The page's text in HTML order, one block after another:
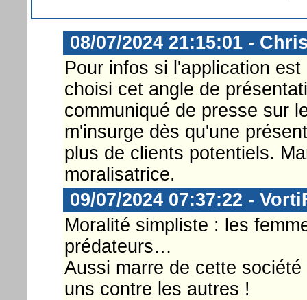
08/07/2024 21:15:01 -
Pour infos si l'application
choisi cet angle de
communiqué de presse sur
m'insurge dès qu'une
plus de clients potentiels.
moralisatrice.
09/07/2024 07:37:22 -
Moralité simpliste : les
prédateurs…
Aussi marre de cette
uns contre les autres !